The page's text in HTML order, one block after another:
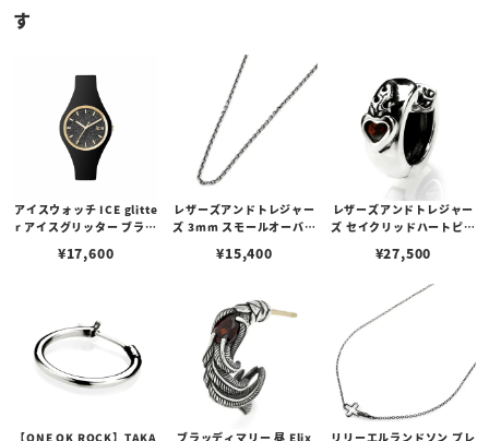
す
アイスウォッチ ICE glitte
r アイスグリッター ブラッ
¥17,600
レザーズアンドトレジャー
ズ 3mm スモールオーバル
スタークラスプ＆LTロゴプ
¥15,400
レザーズアンドトレジャー
ズ セイクリッドハートピア
¥27,500
【ONE OK ROCK】TAKA ブラッディマリー 昼 Elix リリーエルランドソン プレ